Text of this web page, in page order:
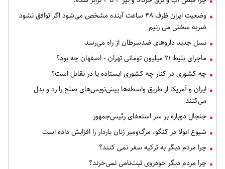
وضعیت ایران ظرف ۴۸ ساعت آینده مشخص می‌شود اگر توافق نشود
ضربه سختی می زنیم
نسل جدید داروهای ضدسرطان از راه می‌رسد
ماجرای بلیط ۲۱ میلیون تومانی تهران - اصفهان چه بود؟
چه کشوری در کنار چه کشوری ایستاده یا در تقابل است؟
ایران و آمریکا از طریق واسطه‌ها پیش‌نویس‌های صلح را رد و بدل
می‌کنند
جنجال دوباره بر سر استعفای رئیس‌جمهور
شیوع ابولا در کنگو، مرگ‌ومیر زنان باردار را افزایش داده است
چرا مردم دیگر به ترکیه سفر نمی کنند؟
چرا مردم دیگر خودروی ثبت‌نامی نمی‌خرند؟